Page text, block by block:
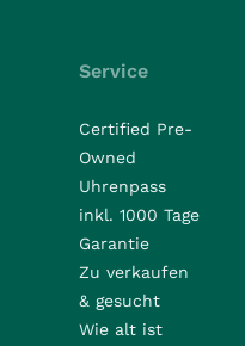
Service
Certified Pre-
Owned
Uhrenpass
inkl. 1000 Tage
Garantie
Zu verkaufen
& gesucht
Wie alt ist